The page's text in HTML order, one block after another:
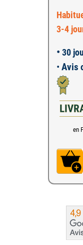
3-4
• 30
• Avis
en